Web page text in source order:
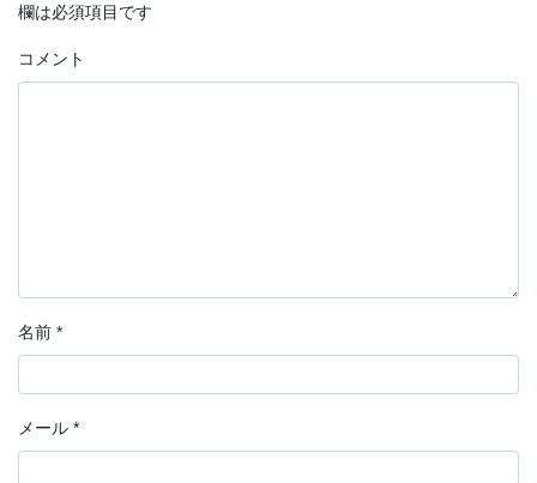
欄は必須項目です
コメント
名前 *
メール *